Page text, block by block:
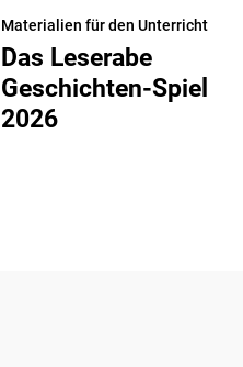
Materialien für den Unterricht
Das Leserabe
Geschichten-Spiel
2026